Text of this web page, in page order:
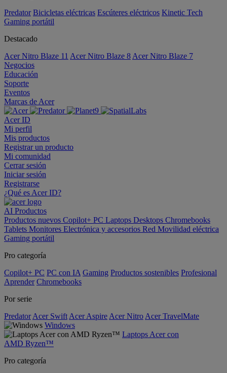
Predator Bicicletas eléctricas Escúteres eléctricos Kinetic Tech
Gaming portátil
Destacado
Acer Nitro Blaze 11 Acer Nitro Blaze 8 Acer Nitro Blaze 7
Negocios
Educación
Soporte
Eventos
Marcas de Acer
Acer ID
Mi perfil
Mis productos
Registrar un producto
Mi comunidad
Cerrar sesión
Iniciar sesión
Registrarse
¿Qué es Acer ID?
AI Productos
Productos nuevos Copilot+ PC Laptops Desktops Chromebooks
Tablets Monitores Electrónica y accesorios Red Movilidad eléctrica
Gaming portátil
Pro categoría
Copilot+ PC PC con IA Gaming Productos sostenibles Profesional
Aprender Chromebooks
Por serie
Predator Acer Swift Acer Aspire Acer Nitro Acer TravelMate
Windows
Laptops Acer con
AMD Ryzen™
Pro categoría